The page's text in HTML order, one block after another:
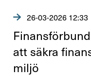
26-03-2026 12:33
att säkra
miljö